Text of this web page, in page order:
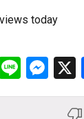
today
Line